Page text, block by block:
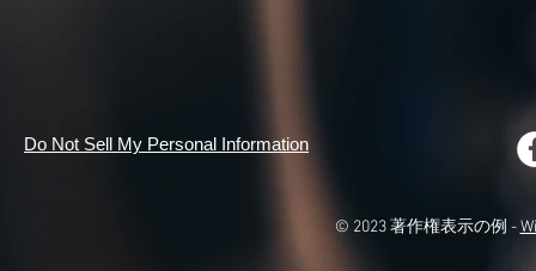
Do Not Sell My Personal Information
© 2023 著作権表示の例 -